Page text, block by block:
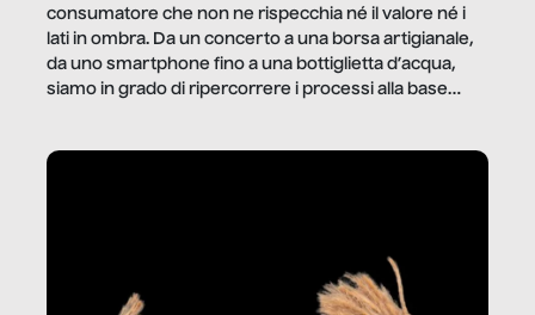
consumatore che non ne rispecchia né il valore né i
lati in ombra. Da un concerto a una borsa artigianale,
da uno smartphone fino a una bottiglietta d’acqua,
siamo in grado di ripercorrere i processi alla base
dietro gli oggetti e i servizi che fanno la nostra vita